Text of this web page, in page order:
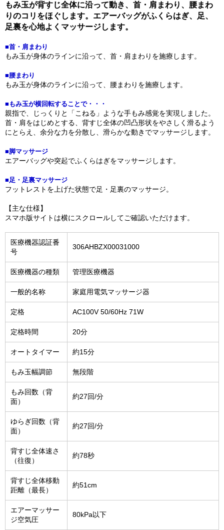
もみ玉が背すじ全体に沿って動き、首・肩まわり、腰まわ
りのコリをほぐします。エアーバッグがふくらはぎ、足、
足裏を心地よくマッサージします。
■首・肩まわり
もみ玉が身体のラインに沿って、首・肩まわりを施療します。
■腰まわり
もみ玉が身体のラインに沿って、腰まわりを施療します。
■もみ玉が横回転することで・・・
親指で、じっくりと「こねる」ような手もみ感覚を実現しました。
首・肩をはじめとする、背すじ全体の凹凸形状をやさしく滑るよう
にとらえ、余分な力を分散し、滑らかな動きでマッサージします。
■脚マッサージ
エアーバッグや突起でふくらはぎをマッサージします。
■足・足裏マッサージ
フットレストを上げた状態で足・足裏のマッサージ。
【主な仕様】
スマホ版サイトは横にスクロールしてご確認いただけます。
医療機器認証番
号
306AHBZX00031000
医療機器の種類 管理医療機器
一般的名称 家庭用電気マッサージ器
定格 AC100V 50/60Hz 71W
定格時間 20分
オートタイマー 約15分
もみ玉幅調節 無段階
もみ回数（背
面）
約27回/分
ゆらぎ回数（背
面）
約27回/分
背すじ全体速さ
（往復）
約78秒
背すじ全体移動
距離（最長）
約51cm
エアーマッサー
ジ空気圧
80kPa以下